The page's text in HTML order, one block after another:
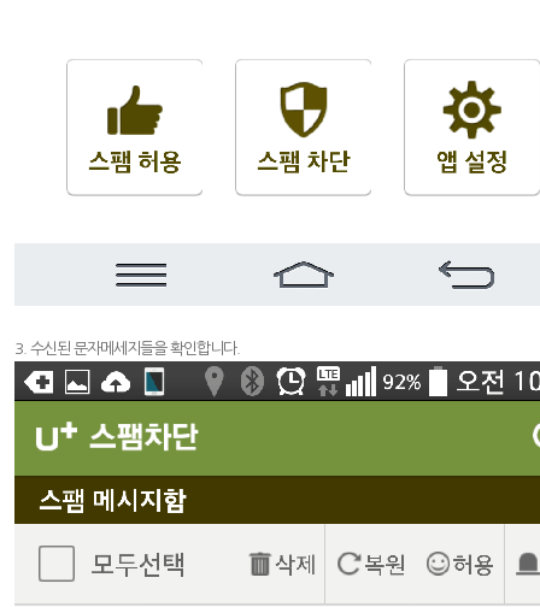
3. 수신된 문자메세지들을 확인합니다.